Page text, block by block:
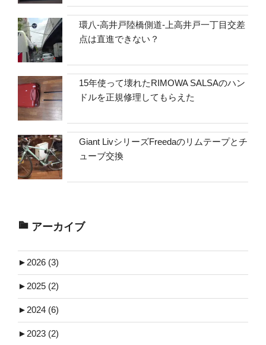
環八-高井戸陸橋側道-上高井戸一丁目交差
点は直進できない？
15年使って壊れたRIMOWA SALSAのハン
ドルを正規修理してもらえた
Giant LivシリーズFreedaのリムテープとチ
ューブ交換
アーカイブ
► 2026 (3)
► 2025 (2)
► 2024 (6)
► 2023 (2)